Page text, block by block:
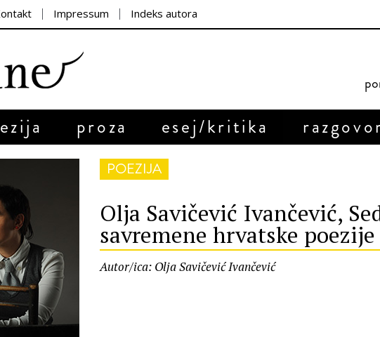
Impressum Indeks autora
proza esej/kritika
POEZIJA
Olja Savičević Ivančević,
savremene hrvatske poezije
Autor/ica: Olja Savičević Ivančević